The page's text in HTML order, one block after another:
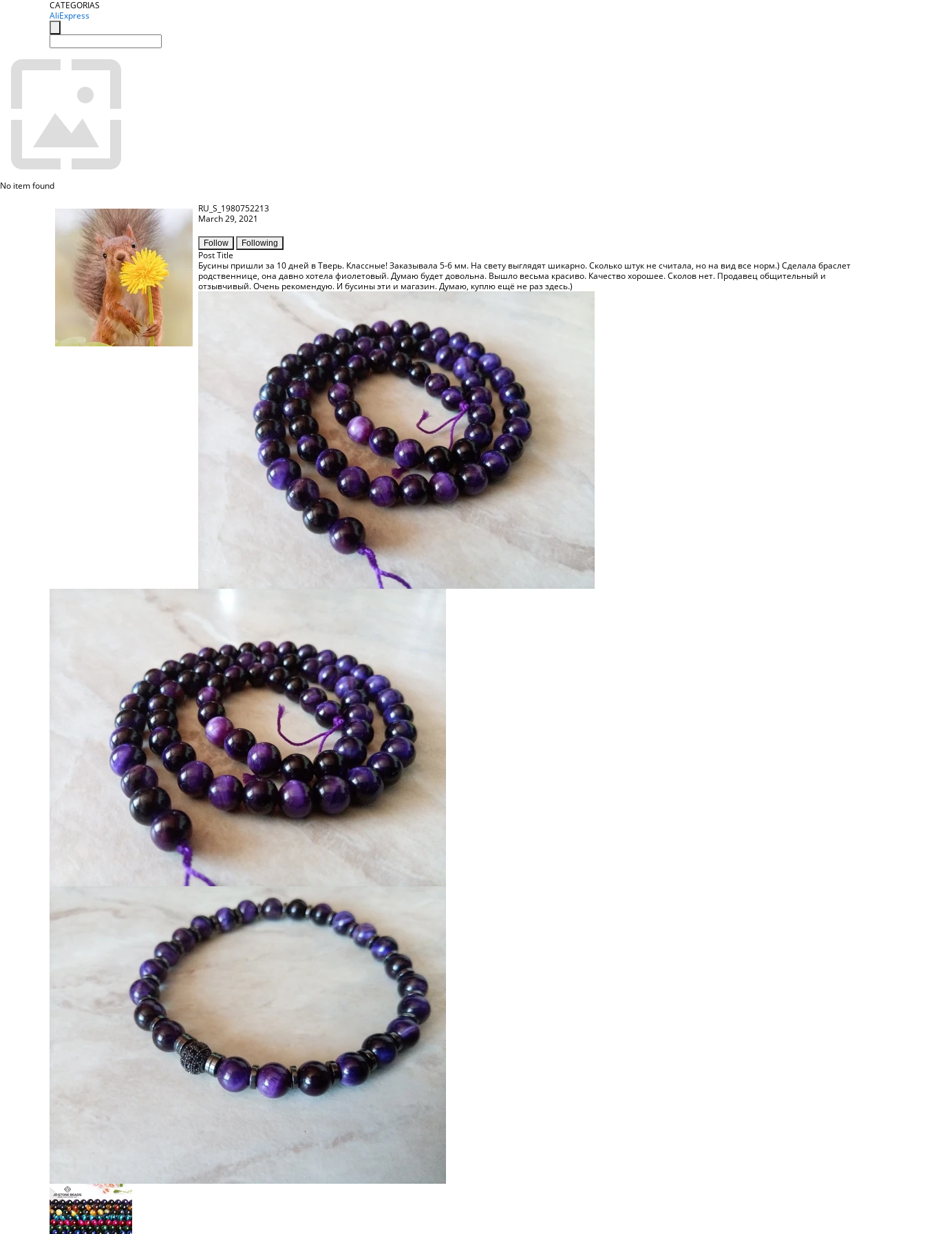
CATEGORIAS
AliExpress
No item found
RU_S_1980752213
March 29, 2021
Follow Following
Post Title
Бусины пришли за 10 дней в Тверь. Классные! Заказывала 5-6 мм. На свету выглядят шикарно. Сколько штук не считала, но на вид все норм.) Сделала браслет
родственнице, она давно хотела фиолетовый. Думаю будет довольна. Вышло весьма красиво. Качество хорошее. Сколов нет. Продавец общительный и
отзывчивый. Очень рекомендую. И бусины эти и магазин. Думаю, куплю ещё не раз здесь.)